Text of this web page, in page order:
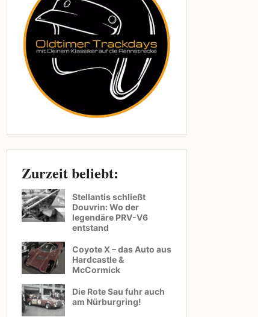
Zurzeit beliebt:
Stellantis schließt
Douvrin: Wo der
legendäre PRV-V6
entstand
Coyote X – das Auto aus
Hardcastle &
McCormick
Die Rote Sau fuhr auch
am Nürburgring!